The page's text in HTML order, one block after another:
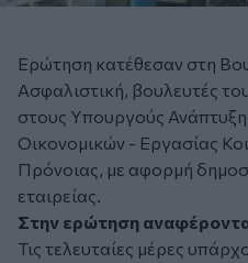
Ερώτηση κατέθεσαν στη
Ασφαλιστική, βουλευτές
στους Υπουργούς
Οικονομικών - Εργασίας
Πρόνοιας, με αφορμή
εταιρείας.
Στην ερώτηση
Τις τελευταίες μέρες